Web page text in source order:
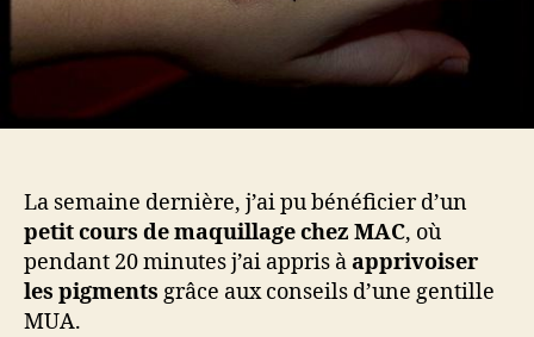
La semaine dernière, j’ai pu bénéficier d’un
petit cours de maquillage chez MAC, où
pendant 20 minutes j’ai appris àapprivoiser
les pigments grâce aux conseils d’une gentille
MUA.